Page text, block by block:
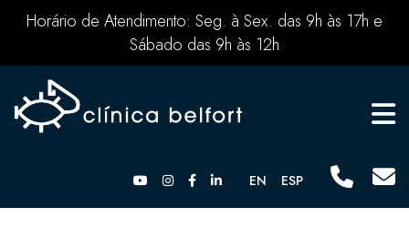
Horário de Atendimento: Seg. à Sex. das 9h às 17h e
Sábado das 9h às 12h
EN ESP